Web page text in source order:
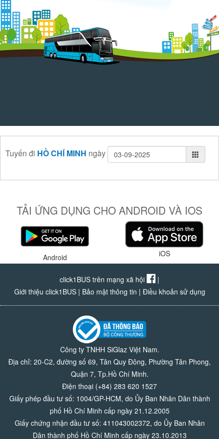
Tuyến đi HỒ CHÍ MINH ngày
TẢI ỨNG DỤNG CHO ANDROID VÀ IOS
Android iOS
click1BUS trên mạng xã hội
|
Giới thiệu click1BUS| Bảo mật thông tin | Điều khoản sử dụng
Công ty TNHH SiGlaz Việt Nam.
Địa chỉ: 20-C2, đường số 69, Tân Quy Đông, Phường Tân Phong,
Quận 7, Tp.Hồ Chí Minh.
Điện thoại (+84) 283 620 1527
Giấy phép đầu tư số: 1004/GP-HCM, do Ủy Ban Nhân Dân thành
phố Hồ Chí Minh cấp ngày 21.12.2005
Giấy chứng nhận đầu tư số: 411043002372, do Ủy Ban Nhân
Dân thành phố Hồ Chí Minh cấp ngày 23.10.2013